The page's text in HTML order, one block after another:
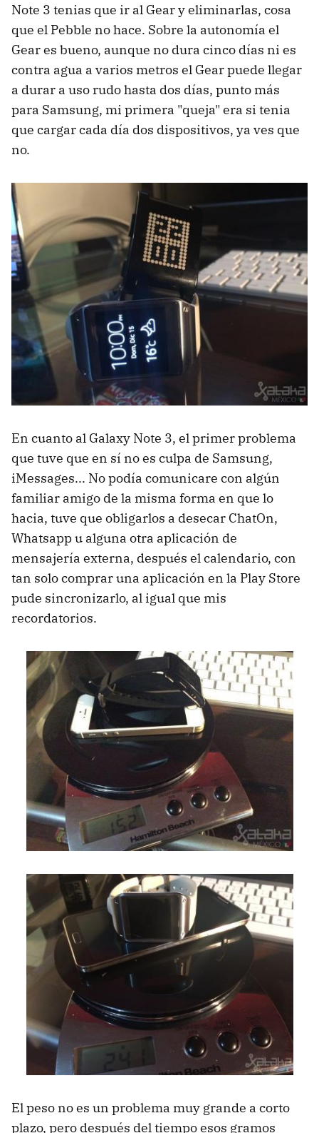
Note 3 tenias que ir al Gear y eliminarlas, cosa
que el Pebble no hace. Sobre la autonomía el
Gear es bueno, aunque no dura cinco días ni es
contra agua a varios metros el Gear puede llegar
a durar a uso rudo hasta dos días, punto más
para Samsung, mi primera "queja" era si tenia
que cargar cada día dos dispositivos, ya ves que
no.
En cuanto al Galaxy Note 3, el primer problema
que tuve que en sí no es culpa de Samsung,
iMessages... No podía comunicare con algún
familiar amigo de la misma forma en que lo
hacia, tuve que obligarlos a desecar ChatOn,
Whatsapp u alguna otra aplicación de
mensajería externa, después el calendario, con
tan solo comprar una aplicación en la Play Store
pude sincronizarlo, al igual que mis
recordatorios.
El peso no es un problema muy grande a corto
plazo, pero después del tiempo esos gramos